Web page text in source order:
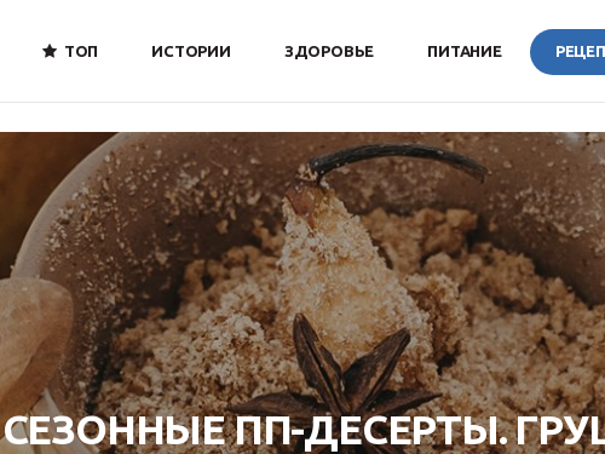
ТОП ИСТОРИИ ЗДОРОВЬЕ ПИТАНИЕ
СЕЗОННЫЕ ПП-ДЕСЕРТЫ.